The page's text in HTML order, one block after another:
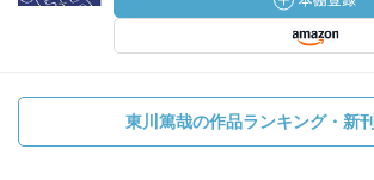
東川篤哉の作品ランキング・新